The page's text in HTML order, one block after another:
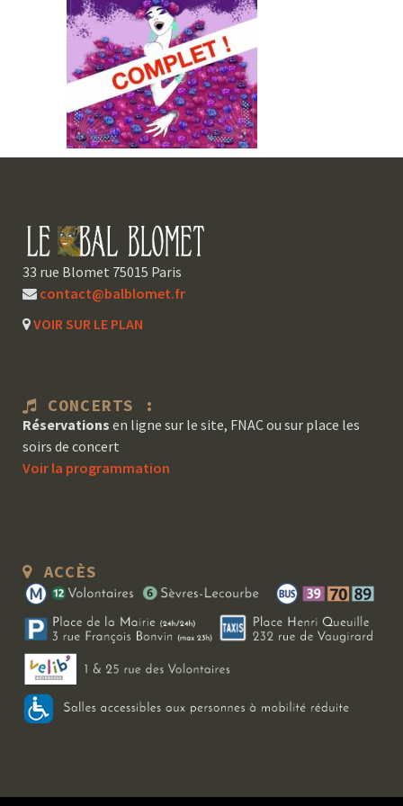
33 rue Blomet 75015 Paris
contact@balblomet.fr
VOIR SUR LE PLAN
CONCERTS :
Réservations en ligne sur le site, FNAC ou sur place les
soirs de concert
Voir la programmation
ACCÈS